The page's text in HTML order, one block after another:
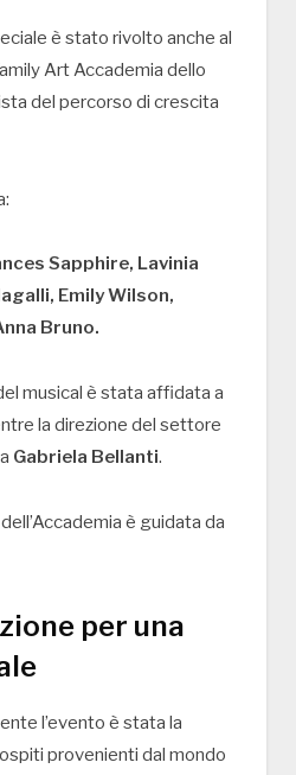
è stato rivolto anche al
Art Accademia dello
del percorso di crescita
Sapphire, Lavinia
Emily Wilson,
Bruno.
musical è stata affidata a
la direzione del settore
Gabriela Bellanti.
è guidata da
per una
l’evento è stata la
provenienti dal mondo